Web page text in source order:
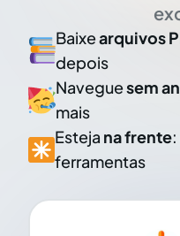
Baixearquivos
depois
Naveguesem
mais
Esteja na frente:
ferramentas